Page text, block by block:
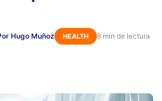
Hugo Muñoz HEALTH 8 min de lectura